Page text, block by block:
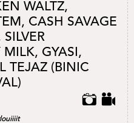
WALTZ,
CASH SAVAGE
GYASI,
TEJAZ (BINIC